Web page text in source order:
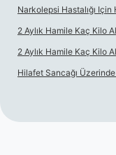
Narkolepsi Hastalığı
2 Aylık Hamile Kaç Kilo
2 Aylık Hamile Kaç Kilo
Hilafet Sancağı